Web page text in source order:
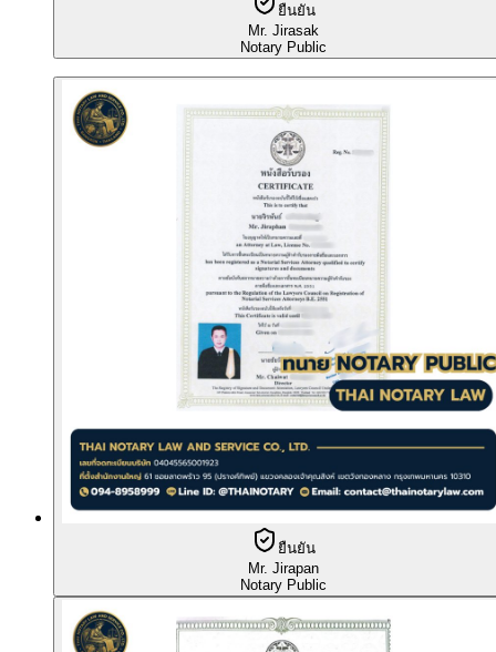
ยืนยัน
Mr. Jirasak
Notary Public
ยืนยัน
Mr. Jirapan
Notary Public